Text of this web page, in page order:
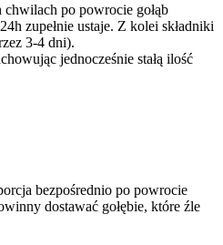
po powrocie gołąb
zupełnie ustaje. Z kolei składniki
3-4 dni).
jednocześnie stałą ilość
bezpośrednio po powrocie
dostawać gołębie, które źle